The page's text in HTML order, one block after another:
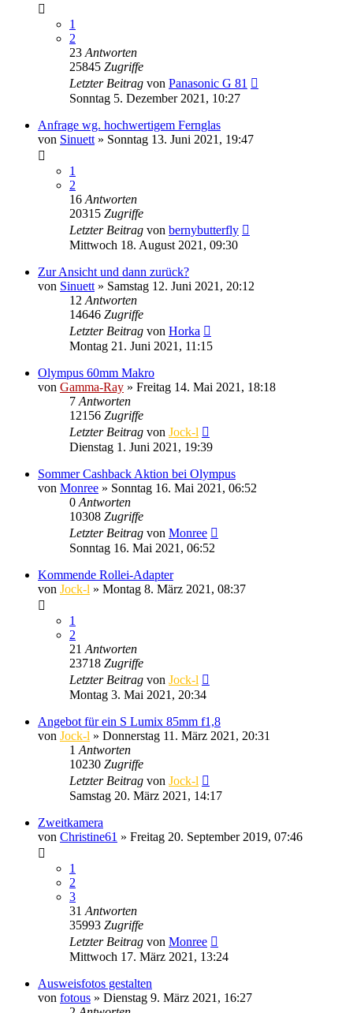
1
2
23 Antworten
25845 Zugriffe
Letzter Beitrag von Panasonic G 81
Sonntag 5. Dezember 2021, 10:27
Anfrage wg. hochwertigem Fernglas
von Sinuett » Sonntag 13. Juni 2021, 19:47
1
2
16 Antworten
20315 Zugriffe
Letzter Beitrag von bernybutterfly
Mittwoch 18. August 2021, 09:30
Zur Ansicht und dann zurück?
von Sinuett » Samstag 12. Juni 2021, 20:12
12 Antworten
14646 Zugriffe
Letzter Beitrag von Horka
Montag 21. Juni 2021, 11:15
Olympus 60mm Makro
von Gamma-Ray » Freitag 14. Mai 2021, 18:18
7 Antworten
12156 Zugriffe
Letzter Beitrag von Jock-l
Dienstag 1. Juni 2021, 19:39
Sommer Cashback Aktion bei Olympus
von Monree » Sonntag 16. Mai 2021, 06:52
0 Antworten
10308 Zugriffe
Letzter Beitrag von Monree
Sonntag 16. Mai 2021, 06:52
Kommende Rollei-Adapter
von Jock-l » Montag 8. März 2021, 08:37
1
2
21 Antworten
23718 Zugriffe
Letzter Beitrag von Jock-l
Montag 3. Mai 2021, 20:34
Angebot für ein S Lumix 85mm f1,8
von Jock-l » Donnerstag 11. März 2021, 20:31
1 Antworten
10230 Zugriffe
Letzter Beitrag von Jock-l
Samstag 20. März 2021, 14:17
Zweitkamera
von Christine61 » Freitag 20. September 2019, 07:46
1
2
3
31 Antworten
35993 Zugriffe
Letzter Beitrag von Monree
Mittwoch 17. März 2021, 13:24
Ausweisfotos gestalten
von fotous » Dienstag 9. März 2021, 16:27